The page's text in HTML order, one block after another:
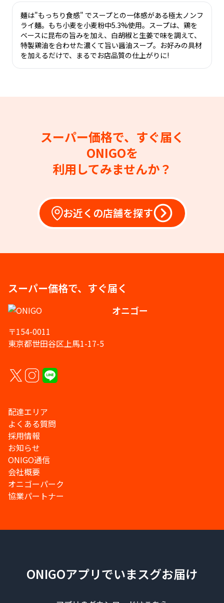
麺は"もっちり食感" でスープとの一体感がある極太ノンフ
ライ麺。もち小麦を小麦粉中5.3%使用。スープは、鶏を
ベースに昆布の旨みを加え、白胡椒と生姜で味を調えて、
特製鶏油を合わせた濃くて旨い醤油スープ。お好みの具材
を加えるだけで、まるでお店品質の仕上がりに!
スーパー価格で、すぐ届く
ONIGOを
利用してみませんか？
お近くの店舗を探す
スーパー価格で、すぐ届く
オニゴー
〒154-0011
東京都世田谷区上馬1-17-5
配達エリア
よくある質問
採用情報
お知らせ
ONIGO通信
会社概要
オニゴーパーク
協業パートナー
ONIGOアプリでいまスグお届け